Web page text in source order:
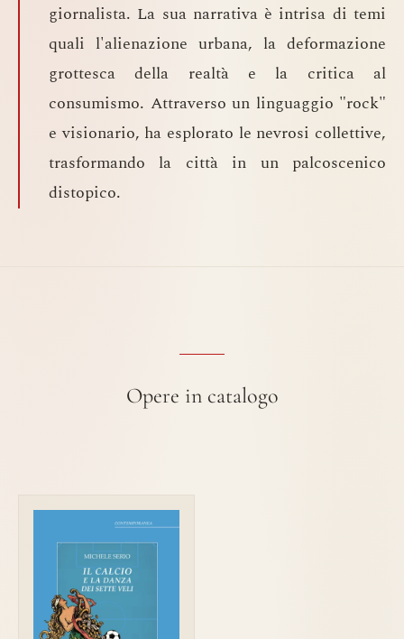
giornalista. La sua narrativa è intrisa di temi
quali l'alienazione urbana, la deformazione
grottesca della realtà e la critica al
consumismo. Attraverso un linguaggio "rock"
e visionario, ha esplorato le nevrosi collettive,
trasformando la città in un palcoscenico
distopico.
Opere in catalogo